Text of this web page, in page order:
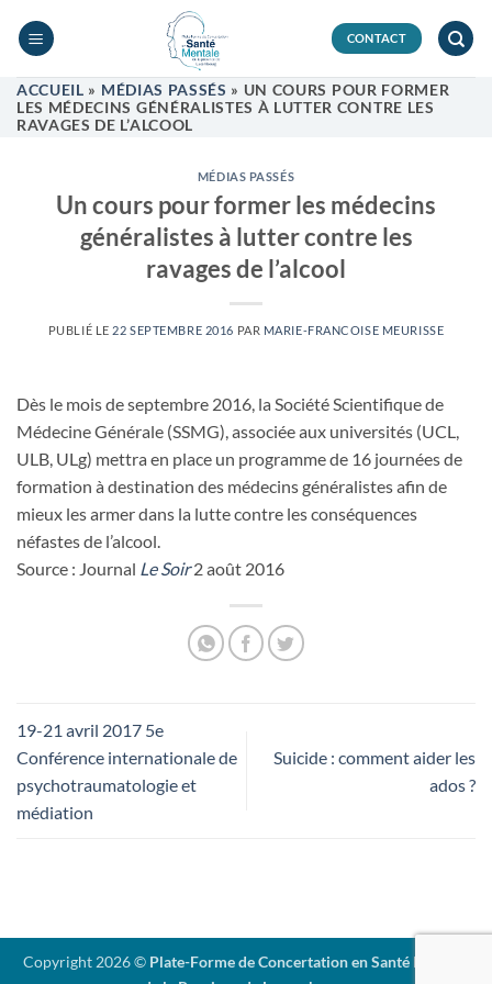
CONTACT
ACCUEIL » MÉDIAS PASSÉS » UN COURS POUR FORMER
LES MÉDECINS GÉNÉRALISTES À LUTTER CONTRE LES
RAVAGES DE L’ALCOOL
MÉDIAS PASSÉS
Un cours pour former les médecins
généralistes à lutter contre les
ravages de l’alcool
PUBLIÉ LE 22 SEPTEMBRE 2016 PAR MARIE-FRANCOISE MEURISSE
Dès le mois de septembre 2016, la Société Scientifique de
Médecine Générale (SSMG), associée aux universités (UCL,
ULB, ULg) mettra en place un programme de 16 journées de
formation à destination des médecins généralistes afin de
mieux les armer dans la lutte contre les conséquences
néfastes de l’alcool.
Source : Journal Le Soir2 août 2016
19-21 avril 2017 5e
Conférence internationale de
psychotraumatologie et
médiation
Suicide : comment aider les
ados ?
Copyright 2026 © Plate-Forme de Concertation en Santé Mentale